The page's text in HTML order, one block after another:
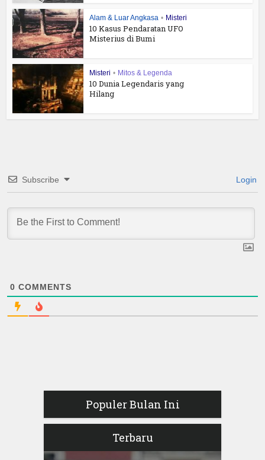
Alam & Luar Angkasa • Misteri
10 Kasus Pendaratan UFO
Misterius di Bumi
Misteri • Mitos & Legenda
10 Dunia Legendaris yang
Hilang
Subscribe Login
0 COMMENTS
Populer Bulan Ini
Terbaru